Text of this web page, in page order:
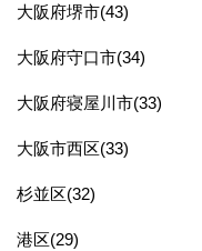
大阪府堺市(43)
大阪府守口市(34)
大阪府寝屋川市(33)
大阪市西区(33)
杉並区(32)
港区(29)